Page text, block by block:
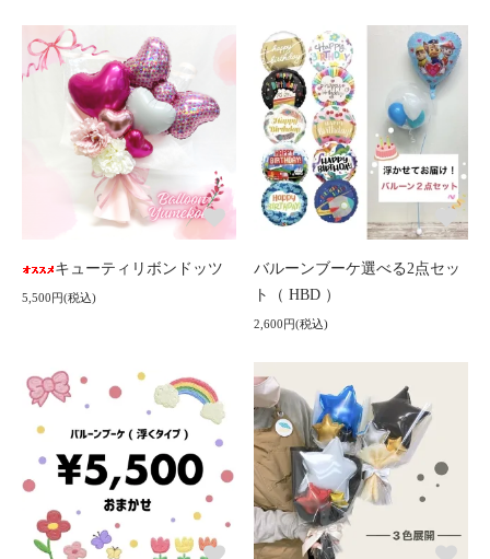
キューティリボンドッツ
5,500円(税込)
バルーンブーケ選べる2点セッ
ト（ HBD ）
2,600円(税込)